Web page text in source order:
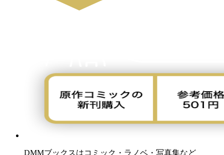
DMMブックスはコミック・ラノベ・写真集など